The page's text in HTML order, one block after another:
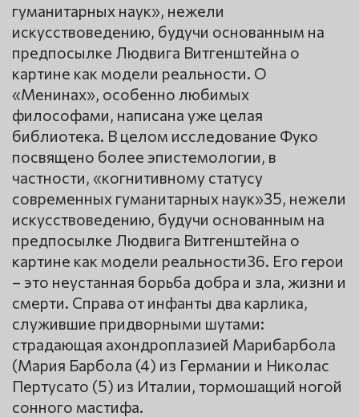
гуманитарных наук», нежели
искусствоведению, будучи основанным на
предпосылке Людвига Витгенштейна о
картине как модели реальности. О
«Менинах», особенно любимых
философами, написана уже целая
библиотека. В целом исследование Фуко
посвящено более эпистемологии, в
частности, «когнитивному статусу
современных гуманитарных наук»35, нежели
искусствоведению, будучи основанным на
предпосылке Людвига Витгенштейна о
картине как модели реальности36. Его герои
– это неустанная борьба добра и зла, жизни и
смерти. Справа от инфанты два карлика,
служившие придворными шутами:
страдающая ахондроплазией Марибарбола
(Мария Барбола (4) из Германии и Николас
Пертусато (5) из Италии, тормошащий ногой
сонного мастифа.